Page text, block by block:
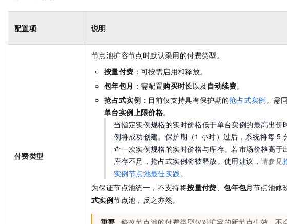
配置项 说明
付费类型
节点池扩容节点时默认采用的付费类型。
按量付费 ：可按需启用和释放。
包年包月 ：需配置购买时长以及 自动续费。
抢占式实例 ：目前仅支持具有保护期的抢占式实例 。需
单台实例上限价格。
当指定实例规格的实时价格低于单台实例的最高出价
例将成功创建。保护期（1 小时）过后，系统将每 5
查一次实例规格的实时价格与库存。若市场价格高于
库存不足，抢占式实例将被释放。使用建议， 请参见
实例节点池最佳实践 。
为保证节点池统一，不支持将按量付费 、包年包月节点池修
式实例节点池，反之亦然。
重要 修改节点池的付费类型仅对扩容的新节点生效，不